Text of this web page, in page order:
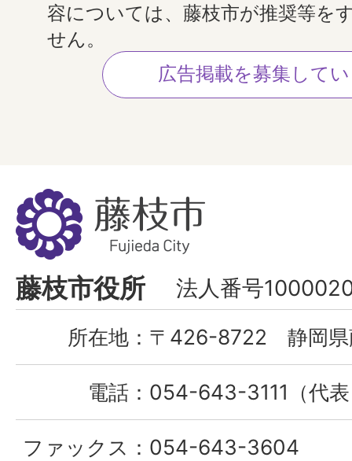
容については、藤枝市が推奨等を
せん。
広告掲載を募集して
藤
枝
市
Fujieda
City
藤枝市役所 法人番号
所在地： 〒426-8722 静岡県
電話： 054-643-3111（代
ファックス： 054-643-3604